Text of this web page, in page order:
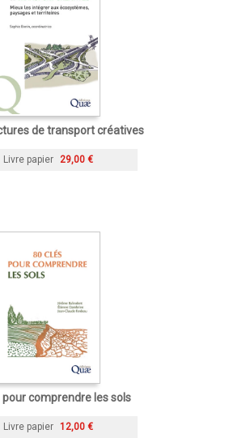
de transport créatives
Livre papier 29,00 €
pour comprendre les sols
Livre papier 12,00 €